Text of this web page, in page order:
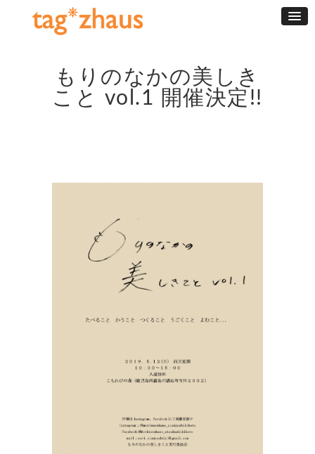
もりのなかの美しき
こと vol.1 開催決定!!